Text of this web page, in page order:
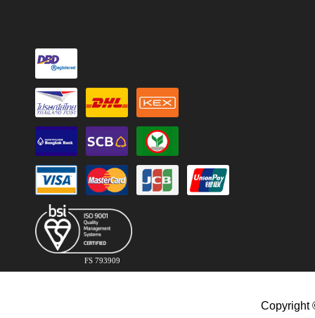
FS 793909
Copyright